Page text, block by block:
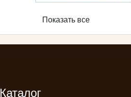
Показать все
Каталог